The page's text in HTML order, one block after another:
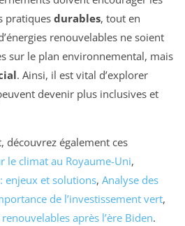
pratiques durables, tout en
renouvelables ne soient
sur le plan environnemental, mais
. Ainsi, il est vital d’explorer
devenir plus inclusives et
également ces
le climat au Royaume-Uni,
enjeux et solutions, Analyse des
de l’investissement vert,
après l’ère Biden.